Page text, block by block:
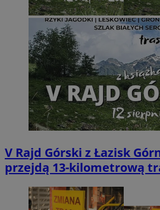
V Rajd Górski z Łazisk
przejdą 13-kilometrową